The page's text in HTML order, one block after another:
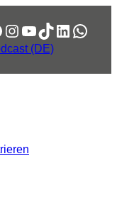
Instagram
YouTube
TikTok
LinkedIn
(DE)